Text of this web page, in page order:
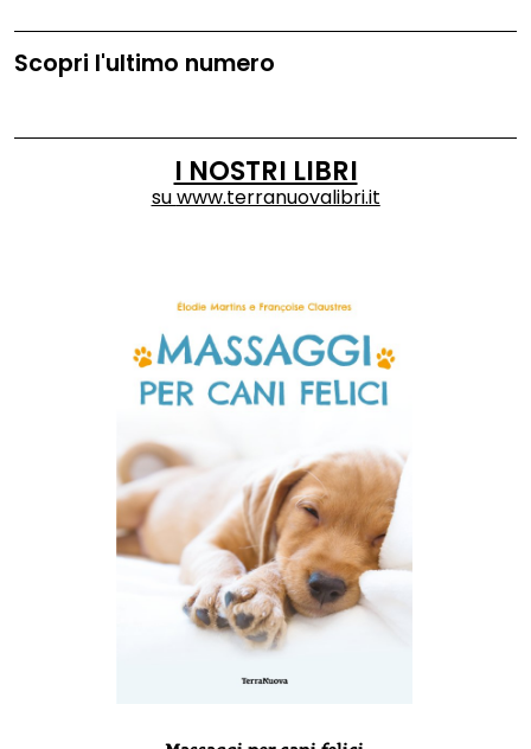
Scopri l'ultimo numero
I NOSTRI LIBRI
suwww.terranuovalibri.it